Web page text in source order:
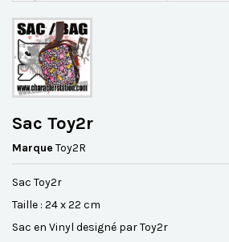
Sac Toy2r
Marque Toy2R
Sac Toy2r
Taille : 24 x 22 cm
Sac en Vinyl designé par Toy2r